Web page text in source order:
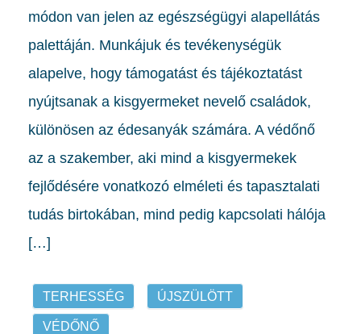
módon van jelen az egészségügyi alapellátás
palettáján. Munkájuk és tevékenységük
alapelve, hogy támogatást és tájékoztatást
nyújtsanak a kisgyermeket nevelő családok,
különösen az édesanyák számára. A védőnő
az a szakember, aki mind a kisgyermekek
fejlődésére vonatkozó elméleti és tapasztalati
tudás birtokában, mind pedig kapcsolati hálója
[…]
TERHESSÉG ÚJSZÜLÖTT
VÉDŐNŐ